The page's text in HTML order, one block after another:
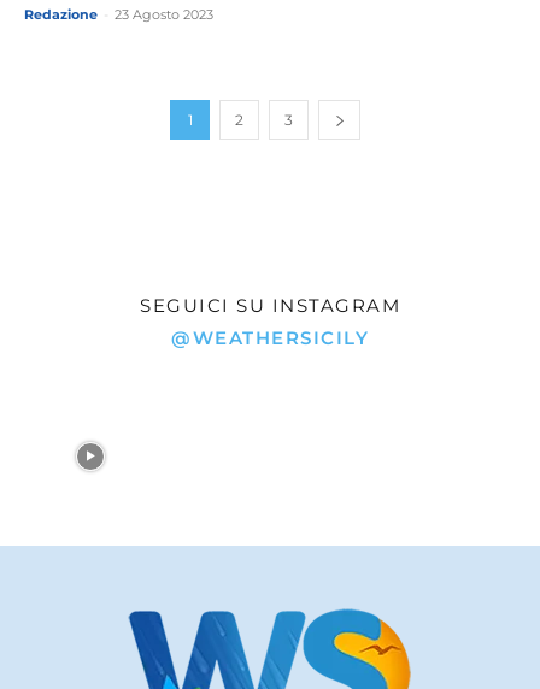
Redazione 23 Agosto 2023
1 2 3
SEGUICI SU INSTAGRAM
@WEATHERSICILY